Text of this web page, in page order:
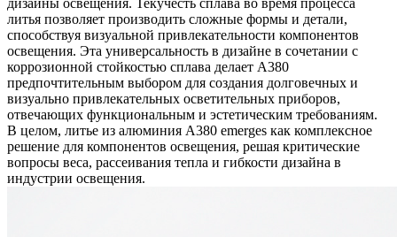
литья позволяет производить сложные формы и детали,
способствуя визуальной привлекательности компонентов
освещения. Эта универсальность в дизайне в сочетании с
коррозионной стойкостью сплава делает A380
предпочтительным выбором для создания долговечных и
визуально привлекательных осветительных приборов,
отвечающих функциональным и эстетическим требованиям.
В целом, литье из алюминия A380 emerges как комплексное
решение для компонентов освещения, решая критические
вопросы веса, рассеивания тепла и гибкости дизайна в
индустрии освещения.